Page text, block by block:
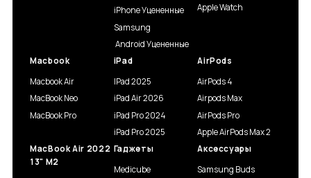
iPhone Уцененные
Samsung
Android Уцененные
Apple Watch
Macbook
Macbook Air
MacBook Neo
MacBook Pro
iPad
IPad 2025
iPad Air 2026
iPad Pro 2024
iPad Pro 2025
AirPods
AirPods 4
Airpods Max
AirPods Pro
Apple AirPods Max 2
MacBook Air 2022
13" M2
Гаджеты
Medicube
Аксессуары
Samsung Buds